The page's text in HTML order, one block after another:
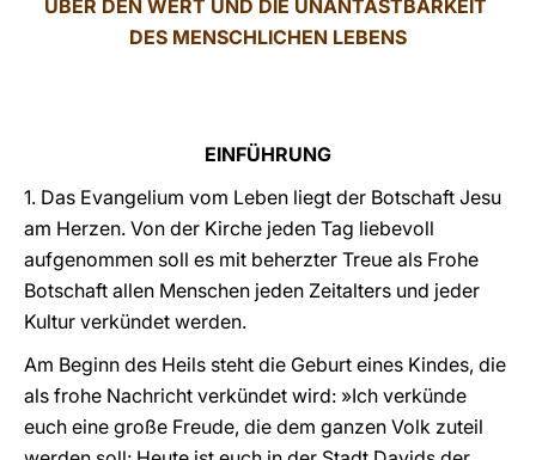
ÜBER DEN WERT UND DIE UNANTASTBARKEIT
DES MENSCHLICHEN LEBENS
EINFÜHRUNG
1. Das Evangelium vom Leben liegt der Botschaft Jesu
am Herzen. Von der Kirche jeden Tag liebevoll
aufgenommen soll es mit beherzter Treue als Frohe
Botschaft allen Menschen jeden Zeitalters und jeder
Kultur verkündet werden.
Am Beginn des Heils steht die Geburt eines Kindes, die
als frohe Nachricht verkündet wird: »Ich verkünde
euch eine große Freude, die dem ganzen Volk zuteil